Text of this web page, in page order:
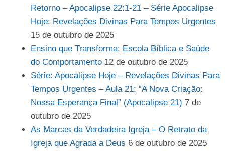
Retorno – Apocalipse 22:1-21 – Série Apocalipse
Hoje: Revelações Divinas Para Tempos Urgentes
15 de outubro de 2025
Ensino que Transforma: Escola Bíblica e Saúde
do Comportamento 12 de outubro de 2025
Série: Apocalipse Hoje – Revelações Divinas Para
Tempos Urgentes – Aula 21: “A Nova Criação:
Nossa Esperança Final” (Apocalipse 21) 7 de
outubro de 2025
As Marcas da Verdadeira Igreja – O Retrato da
Igreja que Agrada a Deus 6 de outubro de 2025